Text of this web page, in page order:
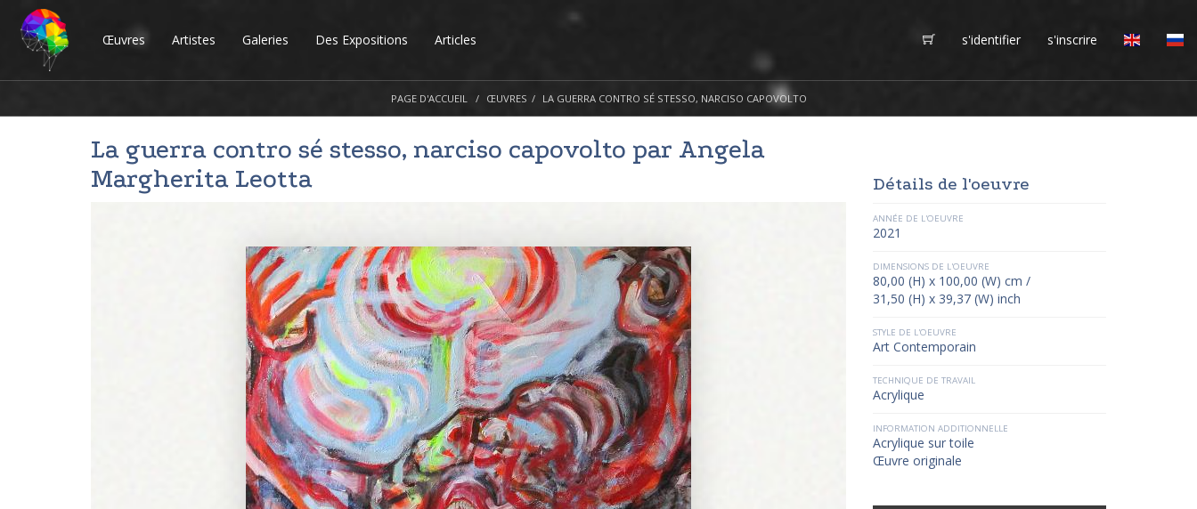
Œuvres Artistes Galeries Des Expositions Articles s'identifier s'inscrire
PAGE D'ACCUEIL ŒUVRES LA GUERRA CONTRO SÉ STESSO, NARCISO CAPOVOLTO
La guerra contro sé stesso, narciso capovolto par Angela
Margherita Leotta
Détails de l'oeuvre
ANNÉE DE L'OEUVRE
2021
DIMENSIONS DE L'OEUVRE
80,00 (H) x 100,00 (W) cm /
31,50 (H) x 39,37 (W) inch
STYLE DE L'OEUVRE
Art Contemporain
TECHNIQUE DE TRAVAIL
Acrylique
INFORMATION ADDITIONNELLE
Acrylique sur toile
Œuvre originale